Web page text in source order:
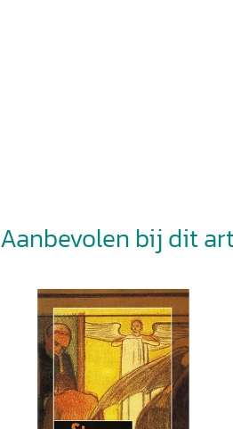
Aanbevolen bij dit